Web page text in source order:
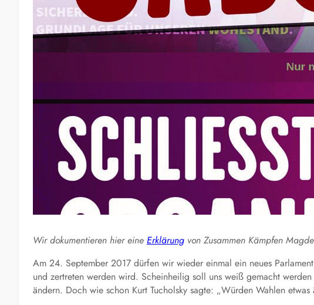
Wir dokumentieren hier eine Erklärung von Zusammen Kämpfen
Am 24. September 2017 dürfen wir wieder einmal ein neues
und zertreten werden wird. Scheinheilig soll uns weiß gemacht
ändern. Doch wie schon Kurt Tucholsky sagte: „Würden Wahlen